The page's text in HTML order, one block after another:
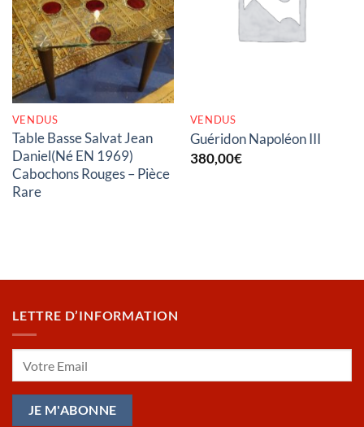
RUPTURE DE STOCK
VENDUS
Table Basse Salvat Jean
Daniel(Né EN 1969)
Cabochons Rouges – Pièce
Rare
RUPTURE DE STOCK
VENDUS
Guéridon Napoléon III
380,00€
LETTRE D’INFORMATION